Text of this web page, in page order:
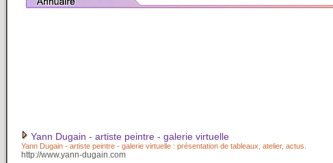
Yann Dugain - artiste peintre - galerie virtuelle
Yann Dugain - artiste peintre - galerie virtuelle : présentation de tableaux, atelier, actus.
http://www.yann-dugain.com